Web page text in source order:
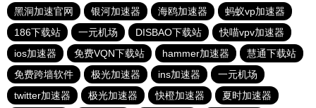
黑洞加速官网
银河加速器 海鸥加速器
蚂蚁vp加速器
186下载站
一元机场 DISBAO下载站
快喵vpv加速器
ios加速器
免费VQN下载站 hammer加速器
慧通下载站
免费跨墙软件
极光加速器 ins加速器
一元机场
twitter加速器
极光加速器 快橙加速器 夏时加速器